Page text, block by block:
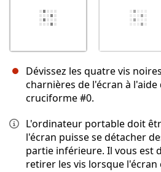
Dévissez les quatre vis
charnières de l'écran à
cruciforme #0.
L'ordinateur portable doit
l'écran puisse se détacher
partie inférieure. Il vous est
retirer les vis lorsque l'écran